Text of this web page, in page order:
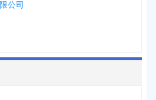
公司